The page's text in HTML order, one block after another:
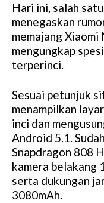
Hari ini, salah
menegaskan
memajang
mengungkap
terperinci.
Sesuai petunjuk
menampilkan
inci dan
Android 5.1.
Snapdragon 808
kamera belakang
serta dukungan
3080mAh.